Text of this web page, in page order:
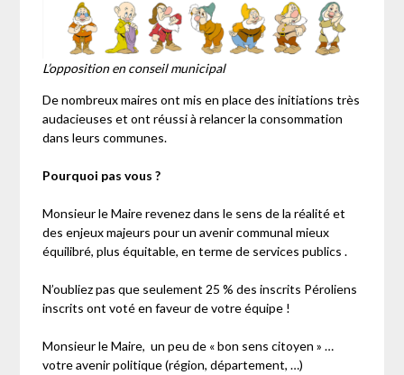
L’opposition en conseil municipal
De nombreux maires ont mis en place des initiations très
audacieuses et ont réussi à relancer la consommation
dans leurs communes.
Pourquoi pas vous ?
Monsieur le Maire revenez dans le sens de la réalité et
des enjeux majeurs pour un avenir communal mieux
équilibré, plus équitable, en terme de services publics .
N’oubliez pas que seulement 25 % des inscrits Péroliens
inscrits ont voté en faveur de votre équipe !
Monsieur le Maire, un peu de « bon sens citoyen » …
votre avenir politique (région, département, …)